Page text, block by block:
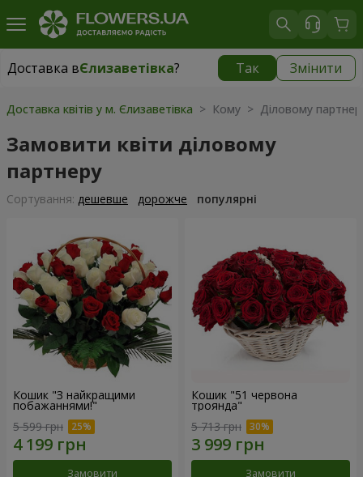
Доставка вЄлизаветівка? Так Змінити
Доставка вЄлизаветівка| безкоштовно
Доставка квітів у м. Єлизаветівка > Кому > Діловому
Замовити квіти діловому
партнеру
Сортування: дешевше дорожче популярні
Кошик "З найкращими
побажаннями!"
5 599 грн
Замовити
Кошик "51 червона
троянда"
5 713 грн
Замовити